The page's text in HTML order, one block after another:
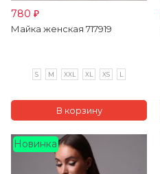
780 ₽
Майка женская 717919
S M XXL XL XS L
Новинка